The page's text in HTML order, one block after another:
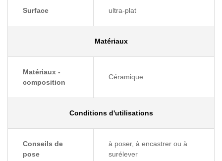
Surface ultra-plat
Matériaux
Matériaux -
composition
Céramique
Conditions d'utilisations
Conseils de
pose
à poser, à encastrer ou à
surélever